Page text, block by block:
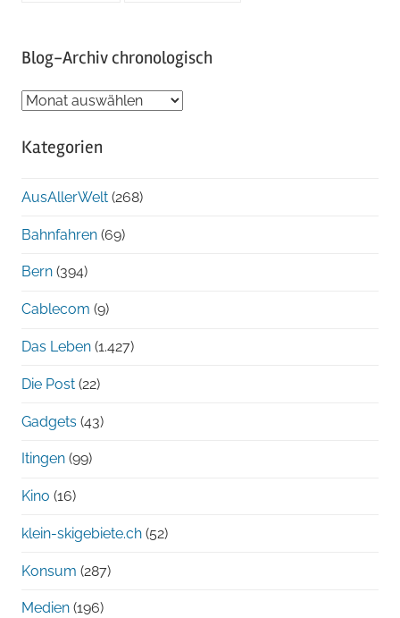
Blog-Archiv chronologisch
Blog-
chronologisch
Kategorien
AusAllerWelt (268)
Bahnfahren (69)
Bern (394)
Cablecom (9)
Das Leben (1.427)
Die Post (22)
Gadgets (43)
Itingen (99)
Kino (16)
klein-skigebiete.ch (52)
Konsum (287)
Medien (196)